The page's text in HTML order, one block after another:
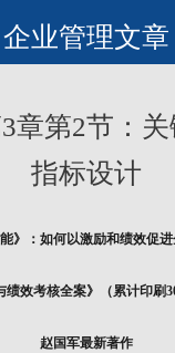
企业管理文章
章第2节：
指标设计
能》：如何以激励和绩效促
绩效考核全案》（累计印刷
赵国军最新著作